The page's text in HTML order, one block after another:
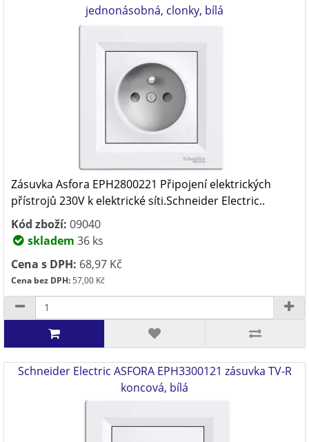
jednonásobná, clonky, bílá
Zásuvka Asfora EPH2800221 Připojení elektrických
přístrojů 230V k elektrické síti.Schneider Electric..
Kód zboží: 09040
skladem 36 ks
Cena s DPH: 68,97 Kč
Cena bez DPH:57,00 Kč
Schneider Electric ASFORA EPH3300121 zásuvka TV-R
koncová, bílá